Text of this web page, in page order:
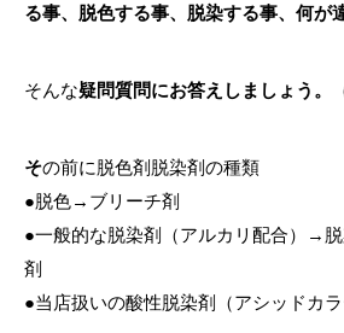
る事、脱色する事、脱染する事、何が
そんな疑問質問にお答えしましょう。
その前に脱色剤脱染剤の種類
●脱色→ブリーチ剤
●一般的な脱染剤（アルカリ配合）→
剤
●当店扱いの酸性脱染剤（アシッドカ